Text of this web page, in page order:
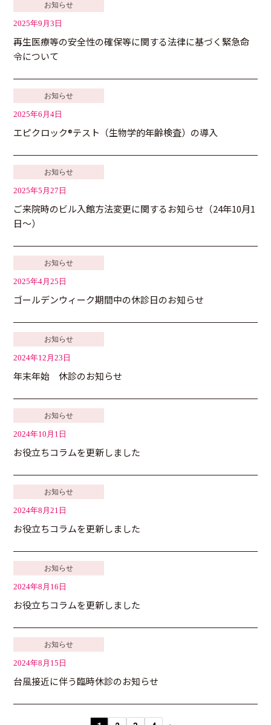
お知らせ
2025年9月3日
再生医療等の安全性の確保等に関する法律に基づく緊急命
令について
お知らせ
2025年6月4日
エピクロック®テスト（生物学的年齢検査）の導入
お知らせ
2025年5月27日
ご来院時のビル入館方法変更に関するお知らせ（24年10月1
日～）
お知らせ
2025年4月25日
ゴールデンウィーク期間中の休診日のお知らせ
お知らせ
2024年12月23日
年末年始 休診のお知らせ
お知らせ
2024年10月1日
お役立ちコラムを更新しました
お知らせ
2024年8月21日
お役立ちコラムを更新しました
お知らせ
2024年8月16日
お役立ちコラムを更新しました
お知らせ
2024年8月15日
台風接近に伴う臨時休診のお知らせ